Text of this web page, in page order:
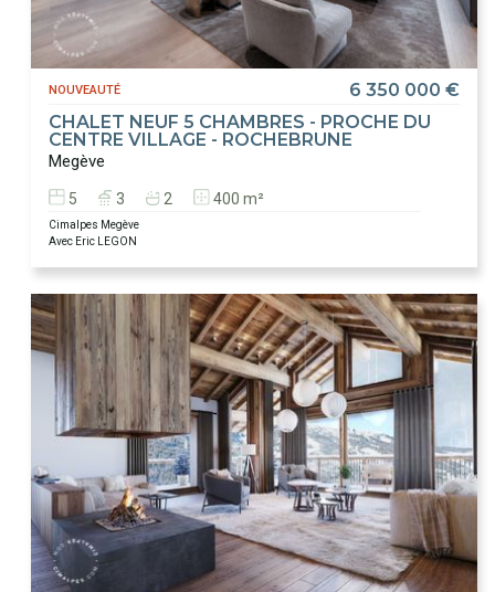
NOUVEAUTÉ
6 350 000 €
CHALET NEUF 5 CHAMBRES - PROCHE DU
CENTRE VILLAGE - ROCHEBRUNE
Megève
5 3 2 400 m²
Cimalpes Megève
Avec Eric LEGON